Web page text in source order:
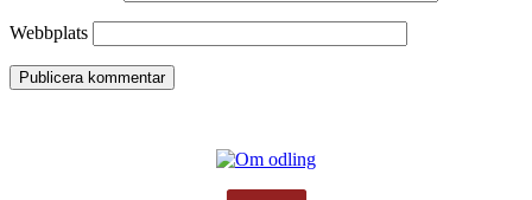
Webbplats